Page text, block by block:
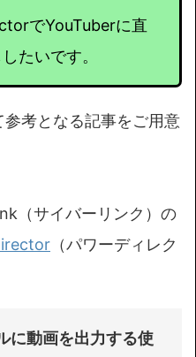
でYouTuberに直
たいです。
考となる記事をご用意
（サイバーリンク）の
（パワーディレク
に動画を出力する使